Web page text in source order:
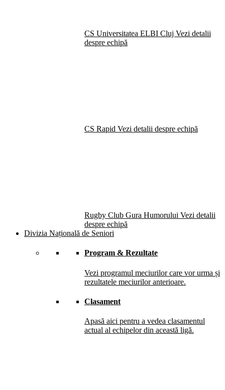
CS Universitatea ELBI Cluj Vezi detalii
despre echipă
CS Rapid Vezi detalii despre echipă
Rugby Club Gura Humorului Vezi detalii
despre echipă
Divizia Națională de Seniori
Program & Rezultate
Vezi programul meciurilor care vor urma și
rezultatele meciurilor anterioare.
Clasament
Apasă aici pentru a vedea clasamentul
actual al echipelor din această ligă.